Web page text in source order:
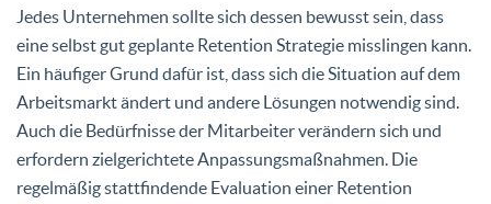
Jedes Unternehmen sollte sich dessen bewusst sein, dass
eine selbst gut geplante Retention Strategie misslingen kann.
Ein häufiger Grund dafür ist, dass sich die Situation auf dem
Arbeitsmarkt ändert und andere Lösungen notwendig sind.
Auch die Bedürfnisse der Mitarbeiter verändern sich und
erfordern zielgerichtete Anpassungsmaßnahmen. Die
regelmäßig stattfindende Evaluation einer Retention